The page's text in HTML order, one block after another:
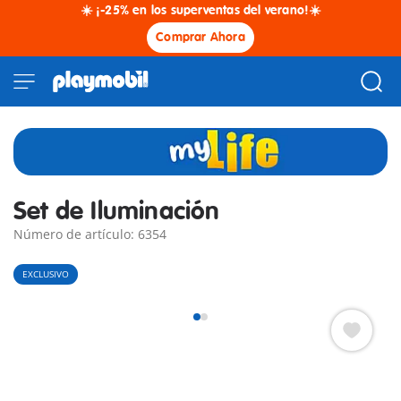
☀️ ¡-25% en los superventas del verano!☀️
Comprar Ahora
Set de Iluminación
Número de artículo: 6354
EXCLUSIVO